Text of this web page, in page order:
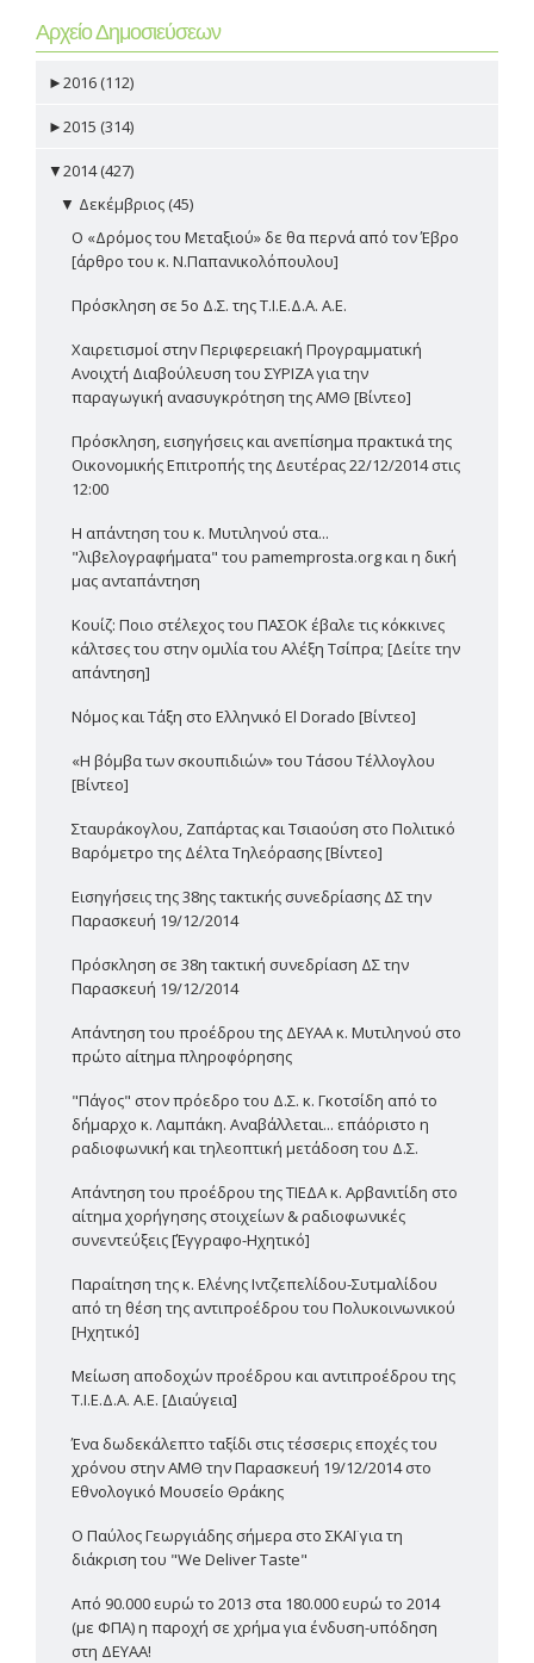
Αρχείο Δημοσιεύσεων
►2016 (112)
►2015 (314)
▼2014 (427)
▼ Δεκέμβριος (45)
Ο «Δρόμος του Μεταξιού» δε θα περνά από τον Έβρο
[άρθρο του κ. Ν.Παπανικολόπουλου]
Πρόσκληση σε 5ο Δ.Σ. της Τ.Ι.Ε.Δ.Α. Α.Ε.
Χαιρετισμοί στην Περιφερειακή Προγραμματική
Ανοιχτή Διαβούλευση του ΣΥΡΙΖΑ για την
παραγωγική ανασυγκρότηση της ΑΜΘ [Βίντεο]
Πρόσκληση, εισηγήσεις και ανεπίσημα πρακτικά της
Οικονομικής Επιτροπής της Δευτέρας 22/12/2014 στις
12:00
Η απάντηση του κ. Μυτιληνού στα...
"λιβελογραφήματα" του pamemprosta.org και η δική
μας ανταπάντηση
Κουίζ: Ποιο στέλεχος του ΠΑΣΟΚ έβαλε τις κόκκινες
κάλτσες του στην ομιλία του Αλέξη Τσίπρα; [Δείτε την
απάντηση]
Νόμος και Τάξη στο Ελληνικό El Dorado [Βίντεο]
«Η βόμβα των σκουπιδιών» του Τάσου Τέλλογλου
[Βίντεο]
Σταυράκογλου, Ζαπάρτας και Τσιαούση στο Πολιτικό
Βαρόμετρο της Δέλτα Τηλεόρασης [Βίντεο]
Εισηγήσεις της 38ης τακτικής συνεδρίασης ΔΣ την
Παρασκευή 19/12/2014
Πρόσκληση σε 38η τακτική συνεδρίαση ΔΣ την
Παρασκευή 19/12/2014
Απάντηση του προέδρου της ΔΕΥΑΑ κ. Μυτιληνού στο
πρώτο αίτημα πληροφόρησης
"Πάγος" στον πρόεδρο του Δ.Σ. κ. Γκοτσίδη από το
δήμαρχο κ. Λαμπάκη. Αναβάλλεται... επ΄αόριστο η
ραδιοφωνική και τηλεοπτική μετάδοση του Δ.Σ.
Απάντηση του προέδρου της ΤΙΕΔΑ κ. Αρβανιτίδη στο
αίτημα χορήγησης στοιχείων & ραδιοφωνικές
συνεντεύξεις [Έγγραφο-Ηχητικό]
Παραίτηση της κ. Ελένης Ιντζεπελίδου-Συτμαλίδου
από τη θέση της αντιπροέδρου του Πολυκοινωνικού
[Ηχητικό]
Μείωση αποδοχών προέδρου και αντιπροέδρου της
Τ.Ι.Ε.Δ.Α. Α.Ε. [Διαύγεια]
Ένα δωδεκάλεπτο ταξίδι στις τέσσερις εποχές του
χρόνου στην ΑΜΘ την Παρασκευή 19/12/2014 στο
Εθνολογικό Μουσείο Θράκης
Ο Παύλος Γεωργιάδης σήμερα στο ΣΚΑΪ για τη
διάκριση του "We Deliver Taste"
Από 90.000 ευρώ το 2013 στα 180.000 ευρώ το 2014
(με ΦΠΑ) η παροχή σε χρήμα για ένδυση-υπόδηση
στη ΔΕΥΑΑ!